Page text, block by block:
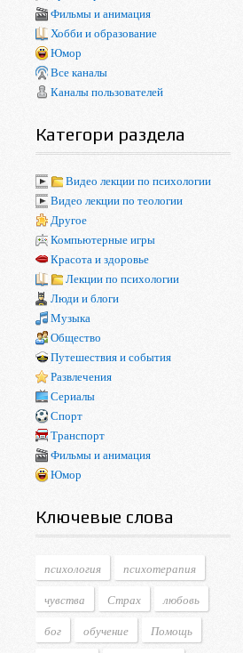
Фильмы и анимация
Хобби и образование
Юмор
Все каналы
Каналы пользователей
Категори раздела
Видео лекции по психологии
Видео лекции по теологии
Другое
Компьютерные игры
Красота и здоровье
Лекции по психологии
Люди и блоги
Музыка
Общество
Путешествия и события
Развлечения
Сериалы
Спорт
Транспорт
Фильмы и анимация
Юмор
Ключевые слова
психология
психотерапия
чувства
Страх
любовь
бог
обучение
Помощь